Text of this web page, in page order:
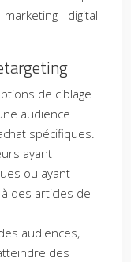
digital
de ciblage
audience
spécifiques.
ayant
ou ayant
des articles de
audiences,
des